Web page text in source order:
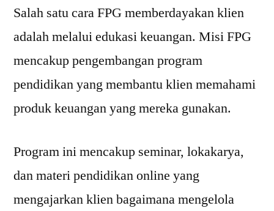
Salah satu cara FPG memberdayakan klien
adalah melalui edukasi keuangan. Misi FPG
mencakup pengembangan program
pendidikan yang membantu klien memahami
produk keuangan yang mereka gunakan.
Program ini mencakup seminar, lokakarya,
dan materi pendidikan online yang
mengajarkan klien bagaimana mengelola